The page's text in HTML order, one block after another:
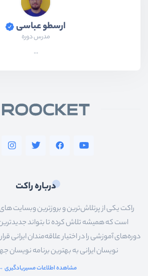
ارسطو عباسی
مدرس دوره
...
درباره راکت
راکت یکی از پرتلاش‌ترین و بروزترین وبسایت
است که همیشه تلاش کرده تا بتواند
دوره‌های آموزشی را در اختیار علاقه‌مندان ایرانی
نویسان ایرانی به بهترین برنامه
مشاهده اطلاعات مسیریادگیری